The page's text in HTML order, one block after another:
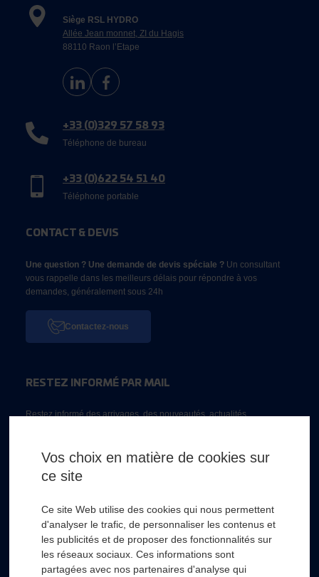
Siège RSL HYDRO
Allée Jean monnet, ZI du Hagis
88110 Raon l’Etape
+33 (0)329 57 58 93
Téléphone de bureau
+33 (0)622 54 51 40
Téléphone portable
CONTACT & DEVIS
Une question ? Une demande de devis spéciale ? Un consultant
vous rappelle dans les meilleurs délais pour répondre à vos
demandes, généralement sous 24h
Contactez-nous
RESTEZ INFORMÉ PAR MAIL
Restez informé des arrivages, des nouveautés, actualités...
Vos choix en matière de cookies sur
ce site
Ce site Web utilise des cookies qui nous permettent
d'analyser le trafic, de personnaliser les contenus et
les publicités et de proposer des fonctionnalités sur
les réseaux sociaux. Ces informations sont
partagées avec nos partenaires d'analyse qui